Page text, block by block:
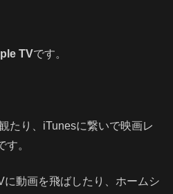
TVです。
たり、iTunesに繋いで映画レ
。
動画を飛ばしたり、ホームシ